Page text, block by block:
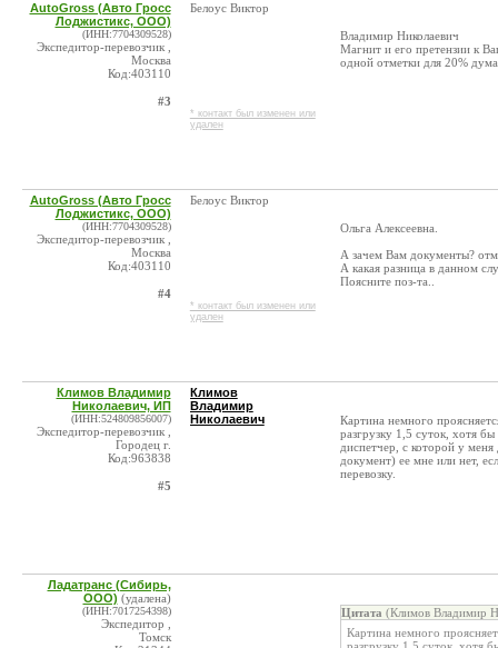
AutoGross (Авто Гросс
Лоджистикс, ООО)
(ИНН:7704309528)
Экспедитор-перевозчик ,
Москва
Код:403110
#3
Белоус Виктор
* контакт был изменен или
удален
Владимир Николаевич
Магнит и его претензии к
одной отметки для 20%
AutoGross (Авто Гросс
Лоджистикс, ООО)
(ИНН:7704309528)
Экспедитор-перевозчик ,
Москва
Код:403110
#4
Белоус Виктор
* контакт был изменен или
удален
Ольга Алексеевна.
А зачем Вам документы?
А какая разница в данном
Поясните поз-та..
Климов Владимир
Николаевич, ИП
(ИНН:524809856007)
Экспедитор-перевозчик ,
Городец г.
Код:963838
#5
Климов
Владимир
Николаевич
Картина немного
разгрузку 1,5 суток, хотя
диспетчер, с которой у
документ) ее мне или нет,
перевозку.
Ладатранс (Сибирь,
ООО) (удалена)
(ИНН:7017254398)
Экспедитор ,
Томск
Цитата (Климов Владимир
Картина немного